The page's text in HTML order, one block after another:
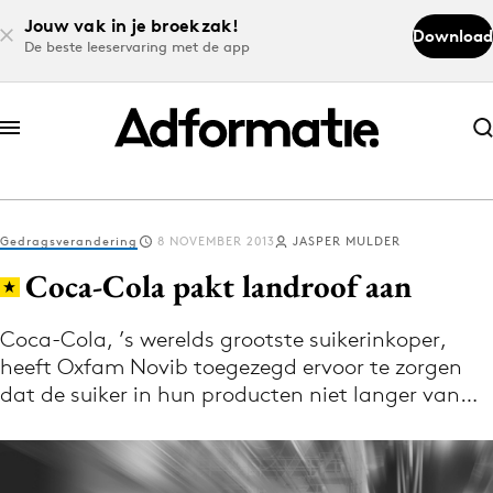
Jouw vak in je broekzak!
De beste leeservaring met de app
Download
Abonneer nu
Abonneer nu
Log in
Download de app
Volg het laatste nieuws via de Adformatie
Nieuws app
Gedragsverandering 8 NOVEMBER 2013 JASPER MULDER
Coca-Cola pakt landroof aan
Coca-Cola, ’s werelds grootste suikerinkoper,
heeft Oxfam Novib toegezegd ervoor te zorgen
dat de suiker in hun producten niet langer van…